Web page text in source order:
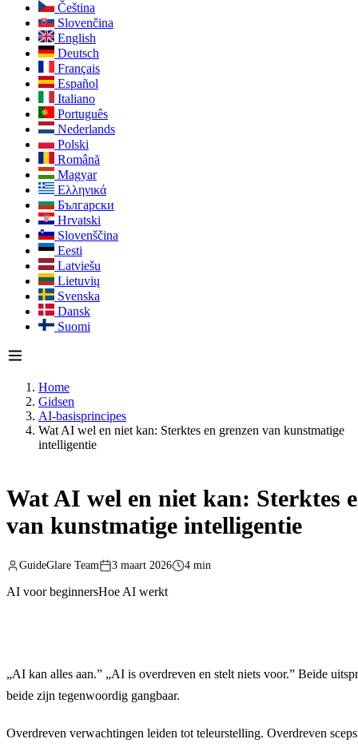
Čeština
Slovenčina
English
Deutsch
Français
Español
Italiano
Português
Nederlands
Polski
Română
Magyar
Ελληνικά
Български
Hrvatski
Slovenščina
Eesti
Latviešu
Lietuvių
Svenska
Dansk
Suomi
Home
Gidsen
AI-basisprincipes
Wat AI wel en niet kan: Sterktes en grenzen van kunstmatige
intelligentie
Wat AI wel en niet kan: Sterktes
van kunstmatige intelligentie
GuideGlare Team 3 maart 2026 4 min
AI voor beginnersHoe AI werkt
„AI kan alles aan.” „AI is overdreven en stelt niets voor.” Beide
beide zijn tegenwoordig gangbaar.
Overdreven verwachtingen leiden tot teleurstelling. Overdreven